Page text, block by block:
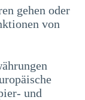
gehen oder
von
und
führen,